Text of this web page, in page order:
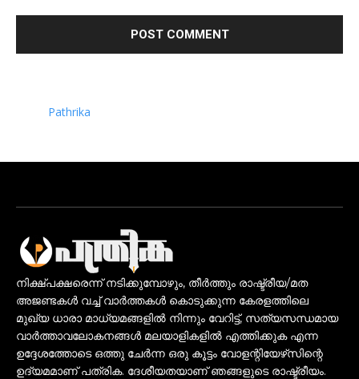
Pathrika
നിക്ഷ്പക്ഷരെന്ന് നടിക്കുമ്പോഴും, തീർത്തും രാഷ്ട്രീയ/മത
അജണ്ടകൾ വച്ച് വാർത്തകൾ കൊടുക്കുന്ന കേരളത്തിലെ
മുഖ്യ ധാരാ മാധ്യമങ്ങളിൽ നിന്നും വേറിട്ട്, സത്യസന്ധമായ
വാർത്താവലോകനങ്ങൾ മലയാളികളിൽ എത്തിക്കുക എന്ന
ഉദ്ദേശത്തോടെ ഒത്തു ചേർന്ന ഒരു കൂട്ടം വോളന്റിയേഴ്‌സിന്റെ
ഉദ്യമമാണ് പത്രിക. ദേശീയതയാണ് ഞങ്ങളുടെ രാഷ്ട്രീയം.